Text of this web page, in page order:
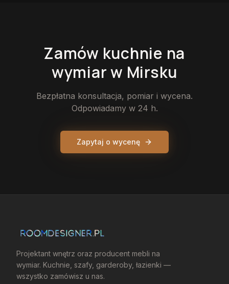
Zamów kuchnie na
wymiarw Mirsku
Bezpłatna konsultacja, pomiar i wycena.
Odpowiadamy w 24 h.
Zapytaj o wycenę
Projektant wnętrz oraz producent mebli na
wymiar. Kuchnie, szafy, garderoby, łazienki —
wszystko zamówisz u nas.